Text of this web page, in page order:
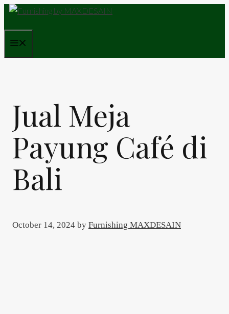
Skip
content
Jual Meja
Payung Café di
Bali
October 14, 2024 by Furnishing MAXDESAIN